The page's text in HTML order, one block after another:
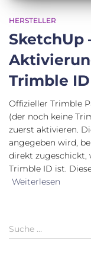
HERSTELLER
SketchUp
Trimble ID
Offizieller Trimble
(der noch keine
zuerst aktivieren.
angegeben wird,
direkt zugeschickt,
Trimble ID ist.
Weiterlesen
S
u
Suche …